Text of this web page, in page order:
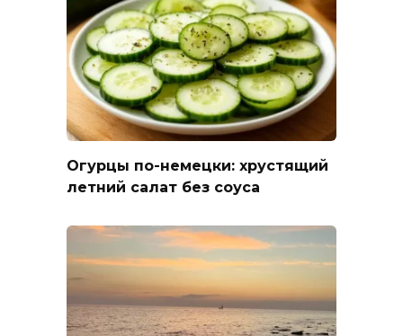
Огурцы по-немецки: хрустящий
летний салат без соуса